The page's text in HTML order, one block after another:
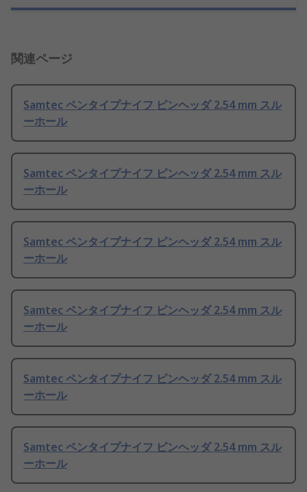
関連ページ
Samtec ペンタイプナイフ ピンヘッダ 2.54 mm スル
ーホール
Samtec ペンタイプナイフ ピンヘッダ 2.54 mm スル
ーホール
Samtec ペンタイプナイフ ピンヘッダ 2.54 mm スル
ーホール
Samtec ペンタイプナイフ ピンヘッダ 2.54 mm スル
ーホール
Samtec ペンタイプナイフ ピンヘッダ 2.54 mm スル
ーホール
Samtec ペンタイプナイフ ピンヘッダ 2.54 mm スル
ーホール